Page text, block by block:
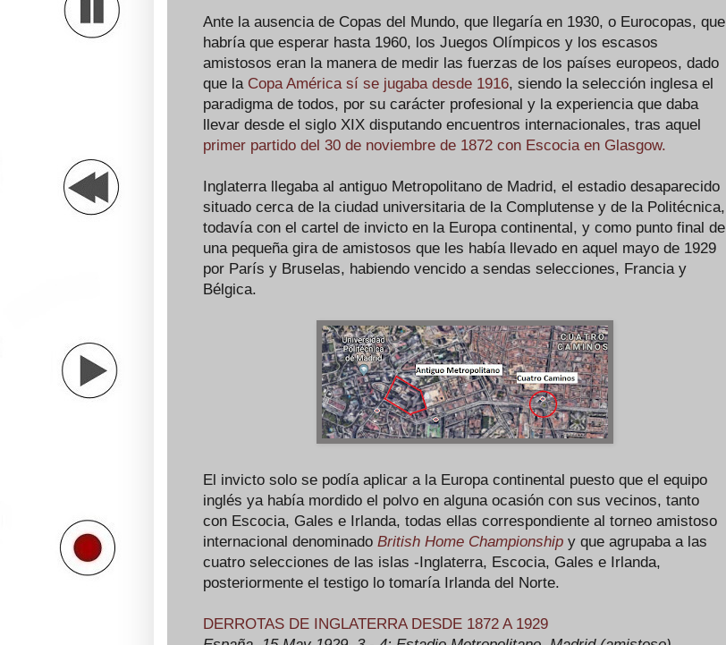
Ante la ausencia de Copas del Mundo, que llegaría en 1930, o Eurocopas, que
habría que esperar hasta 1960, los Juegos Olímpicos y los escasos
amistosos eran la manera de medir las fuerzas de los países europeos, dado
que la Copa América sí se jugaba desde 1916, siendo la selección inglesa el
paradigma de todos, por su carácter profesional y la experiencia que daba
llevar desde el siglo XIX disputando encuentros internacionales, tras aquel
primer partido del 30 de noviembre de 1872 con Escocia en Glasgow.
Inglaterra llegaba al antiguo Metropolitano de Madrid, el estadio desaparecido
situado cerca de la ciudad universitaria de la Complutense y de la Politécnica,
todavía con el cartel de invicto en la Europa continental, y como punto final de
una pequeña gira de amistosos que les había llevado en aquel mayo de 1929
por París y Bruselas, habiendo vencido a sendas selecciones, Francia y
Bélgica.
El invicto solo se podía aplicar a la Europa continental puesto que el equipo
inglés ya había mordido el polvo en alguna ocasión con sus vecinos, tanto
con Escocia, Gales e Irlanda, todas ellas correspondiente al torneo amistoso
internacional denominado British Home Championship y que agrupaba a las
cuatro selecciones de las islas -Inglaterra, Escocia, Gales e Irlanda,
posteriormente el testigo lo tomaría Irlanda del Norte.
DERROTAS DE INGLATERRA DESDE 1872 A 1929